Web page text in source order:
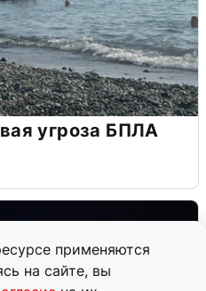
применяются
на сайте, вы
угроза БПЛА